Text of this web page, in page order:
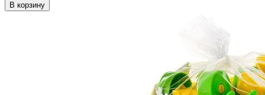
В корзину